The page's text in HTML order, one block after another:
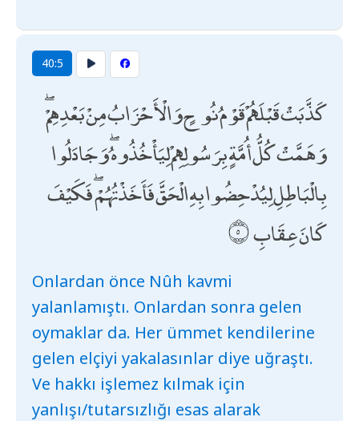
40:5
كَذَّبَتْ قَبْلَهُمْ قَوْمُ نُوحٍ وَالْأَحْزَابُ مِنْ بَعْدِهِمْ ۖ
وَهَمَّتْ كُلُّ أُمَّةٍ بِرَسُولِهِمْ لِيَأْخُذُوهُ ۖ وَجَادَلُوا
بِالْبَاطِلِ لِيُدْحِضُوا بِهِ الْحَقَّ فَأَخَذْتُهُمْ ۖ فَكَيْفَ
كَانَ عِقَابِ
Onlardan önce Nûh kavmi
yalanlamıştı. Onlardan sonra gelen
oymaklar da. Her ümmet kendilerine
gelen elçiyi yakalasınlar diye uğraştı.
Ve hakkı işlemez kılmak için
yanlışı/tutarsızlığı esas alarak